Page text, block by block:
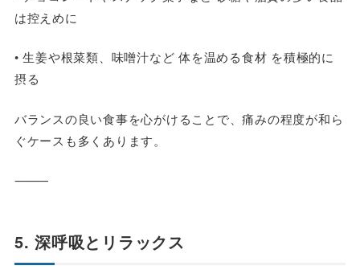
は控えめに
• 生姜や根菜類、味噌汁など 体を温める食材 を積極的に
摂る
バランスの良い食事を心がけることで、痛みの程度が和ら
ぐケースも多くあります。
⸻
5. 深呼吸とリラックス